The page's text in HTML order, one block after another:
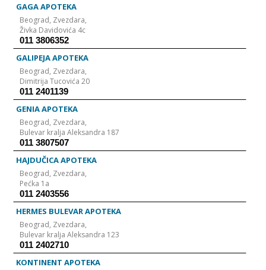
GAGA APOTEKA
Beograd, Zvezdara,
Živka Davidovića 4c
011 3806352
GALIPEJA APOTEKA
Beograd, Zvezdara,
Dimitrija Tucovića 20
011 2401139
GENIA APOTEKA
Beograd, Zvezdara,
Bulevar kralja Aleksandra 187
011 3807507
HAJDUČICA APOTEKA
Beograd, Zvezdara,
Pećka 1a
011 2403556
HERMES BULEVAR APOTEKA
Beograd, Zvezdara,
Bulevar kralja Aleksandra 123
011 2402710
KONTINENT APOTEKA